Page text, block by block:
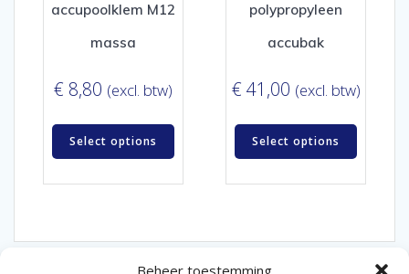
Beheer toestemming
accupoolklem M12
massa
€ 8,80 (excl. btw)
Select options
polypropyleen
accubak
€ 41,00 (excl. btw)
Select options